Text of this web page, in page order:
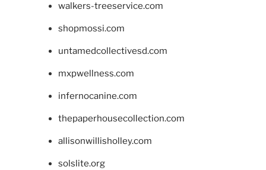
walkers-treeservice.com
shopmossi.com
untamedcollectivesd.com
mxpwellness.com
infernocanine.com
thepaperhousecollection.com
allisonwillisholley.com
solslite.org